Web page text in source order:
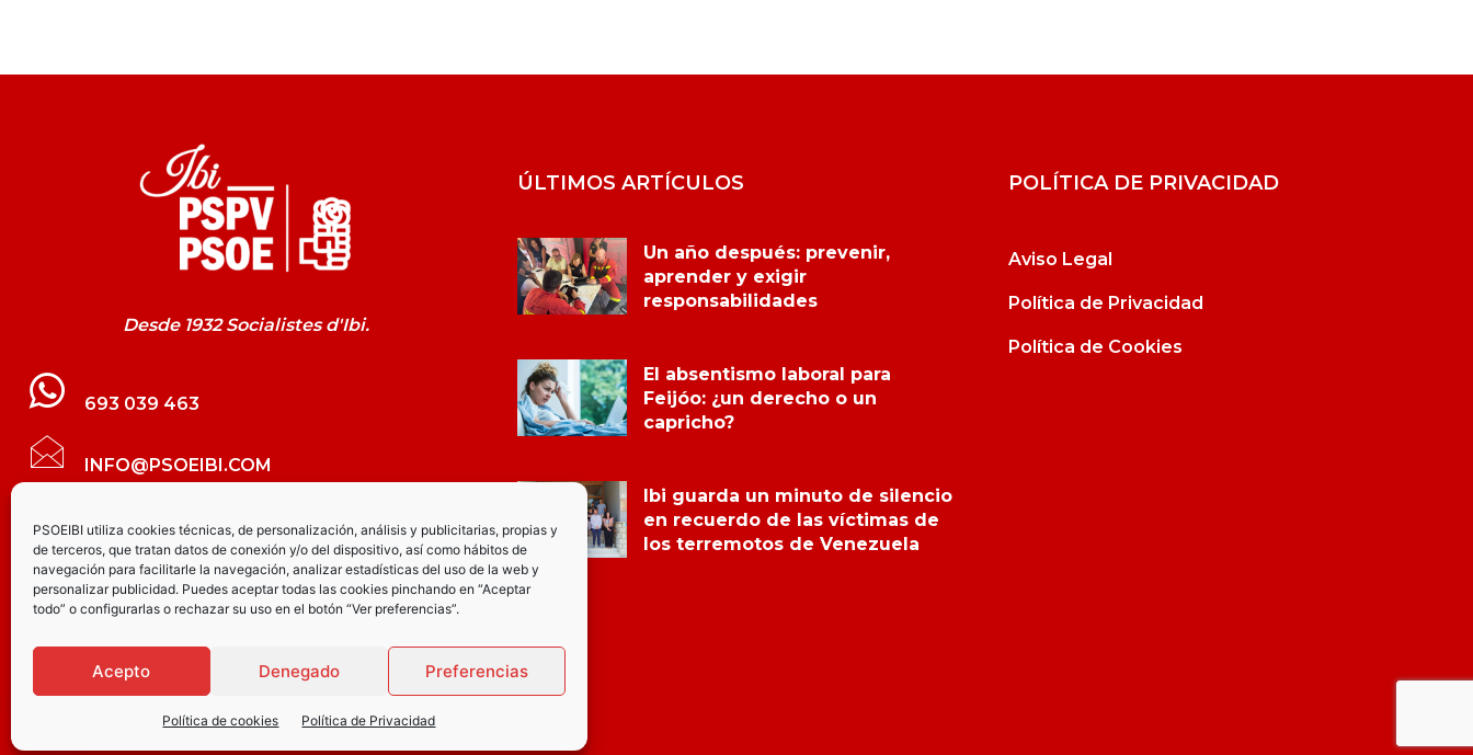
PSOEIBI utiliza cookies técnicas, de personalización, análisis y publicitarias, propias y
de terceros, que tratan datos de conexión y/o del dispositivo, así como hábitos de
navegación para facilitarle la navegación, analizar estadísticas del uso de la web y
personalizar publicidad. Puedes aceptar todas las cookies pinchando en “Aceptar
todo” o configurarlas o rechazar su uso en el botón “Ver preferencias”.
Acepto Denegado Preferencias
Política de cookies Política de Privacidad
Desde 1932 Socialistes d'Ibi.
693 039 463
INFO@PSOEIBI.COM
GRUPO MUNICIPAL SOCIALISTA DE IBI C/
LES ERES, 48 – 3º - DESPACHO PSOE
PARTIDO SOCIALISTA DE IBI AV.
JOAQUÍN VILANOVA, 8 - BAJO
ÚLTIMOS ARTÍCULOS
Un año después: prevenir,
aprender y exigir
responsabilidades
El absentismo laboral para
Feijóo: ¿un derecho o un
capricho?
Ibi guarda un minuto de silencio
en recuerdo de las víctimas de
los terremotos de Venezuela
POLÍTICA DE PRIVACIDAD
Aviso Legal
Política de Privacidad
Política de Cookies